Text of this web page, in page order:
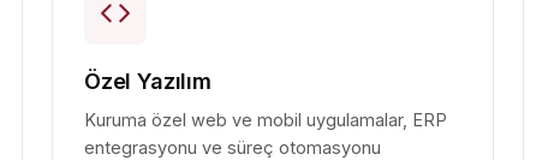
Özel Yazılım
Kuruma özel web ve mobil uygulamalar, ERP
entegrasyonu ve süreç otomasyonu